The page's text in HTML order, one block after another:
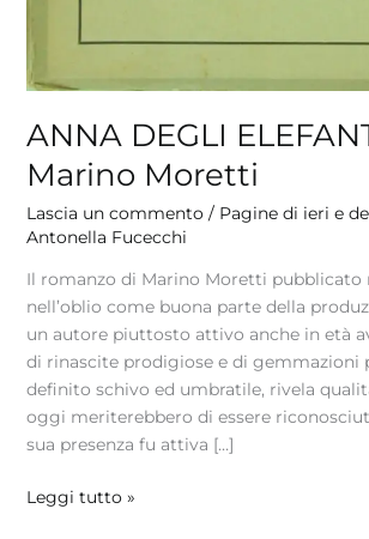
ANNA DEGLI
Marino Moretti
Lascia un commento / Pagine di ieri e
Antonella Fucecchi
Il romanzo di Marino Moretti pubblicato
nell’oblio come buona parte della
un autore piuttosto attivo anche in età
di rinascite prodigiose e di gemmazioni
definito schivo ed umbratile, rivela
oggi meriterebbero di essere
sua presenza fu attiva […]
Leggi tutto »